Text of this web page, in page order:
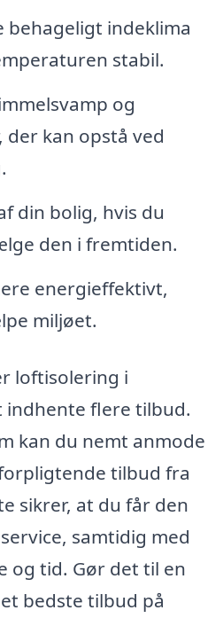
behageligt indeklima
stabil.
og
kan opstå ved
din bolig, hvis du
den i fremtiden.
energieffektivt,
miljøet.
loftisolering i
indhente flere tilbud.
kan du nemt anmode
tilbud fra
sikrer, at du får den
samtidig med
og tid. Gør det til en
bedste tilbud på